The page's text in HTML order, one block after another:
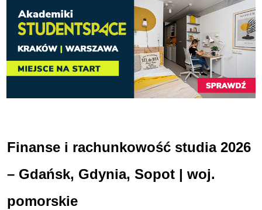
Finanse i rachunkowość studia 2026
– Gdańsk, Gdynia, Sopot | woj.
pomorskie